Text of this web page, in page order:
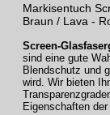
Markisentuch
Braun / Lava -
Screen-
sind eine gute
Blendschutz und
wird. Wir bieten
Eigenschaften der